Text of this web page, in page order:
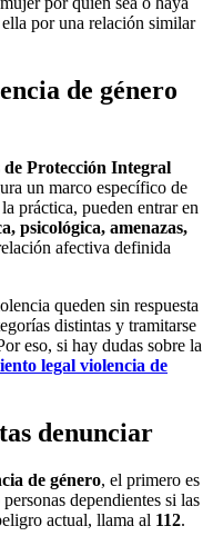
por una relación similar
de género
Protección Integral
un marco específico de
práctica, pueden entrar en
psicológica, amenazas,
afectiva definida
queden sin respuesta
distintas y tramitarse
eso, si hay dudas sobre la
legal violencia de
denunciar
de género, el primero es
dependientes si las
actual, llama al 112.